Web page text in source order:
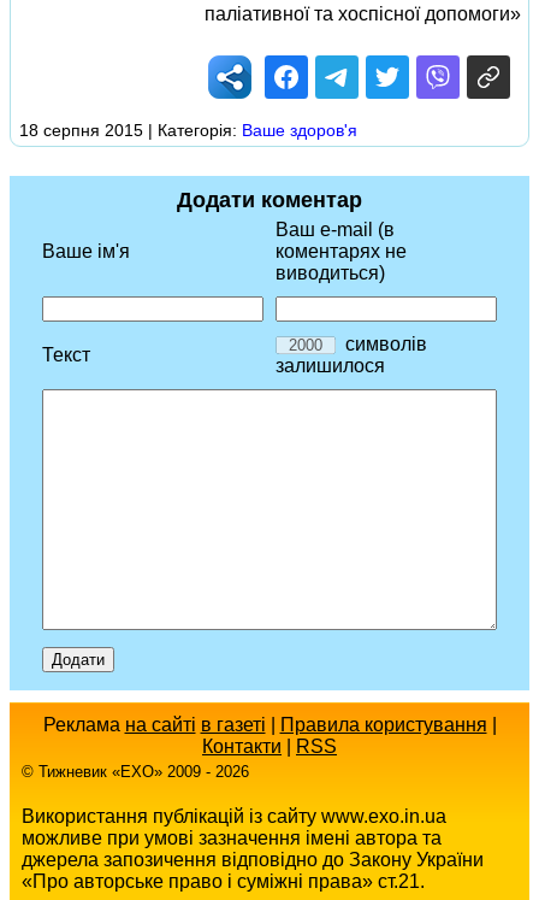
паліативної та хоспісної допомоги»
18 серпня 2015 | Категорія: Ваше здоров'я
Додати коментар
Ваше ім'я
Ваш e-mail (в
коментарях не
виводиться)
Текст
символів
залишилося
Реклама на сайті в газеті Правила користування
Контакти
RSS
© Тижневик «EХO» 2009 - 2026
Використання публікацій із сайту www.exo.in.ua
можливе при умові зазначення імені автора та
джерела запозичення відповідно до Закону України
«Про авторське право і суміжні права» ст.21.